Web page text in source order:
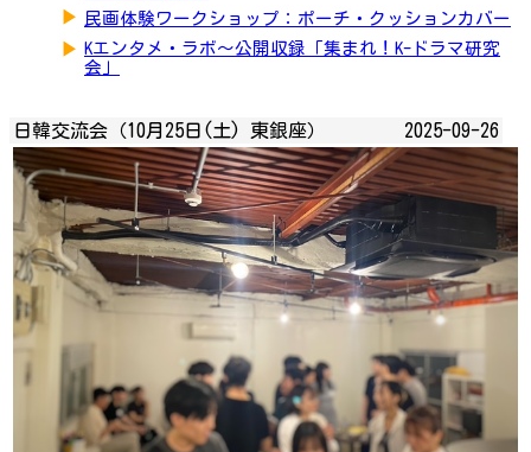
▶ 民画体験ワークショップ：ポーチ・クッションカバー
▶ Kエンタメ・ラボ～公開収録「集まれ！K-ドラマ研究
会」
日韓交流会（10月25日(土) 東銀座） 2025-09-26